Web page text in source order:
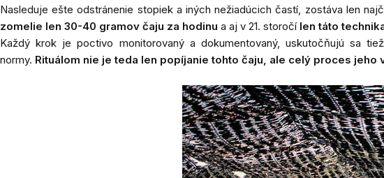
Nasleduje ešte odstránenie stopiek a iných nežiadúcich častí, zostáva len
zomelie len 30-40 gramov čaju za hodinu a aj v 21. storočí len táto
Každý krok je poctivo monitorovaný a dokumentovaný, uskutočňujú sa
normy. Rituálom nie je teda len popíjanie tohto čaju, ale celý proces jeho